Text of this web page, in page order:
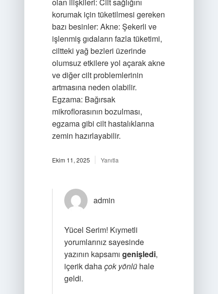
korumak için tüketilmesi gereken
bazı besinler: Akne: Şekerli ve
işlenmiş gıdaların fazla tüketimi,
ciltteki yağ bezleri üzerinde
olumsuz etkilere yol açarak akne
ve diğer cilt problemlerinin
artmasına neden olabilir.
Egzama: Bağırsak
mikroflorasının bozulması,
egzama gibi cilt hastalıklarına
zemin hazırlayabilir.
Ekim 11, 2025 Yanıtla
admin
Yücel Serim! Kıymetli
yorumlarınız sayesinde
yazının kapsamı genişledi,
içerik dahaçok yönlühale
geldi.